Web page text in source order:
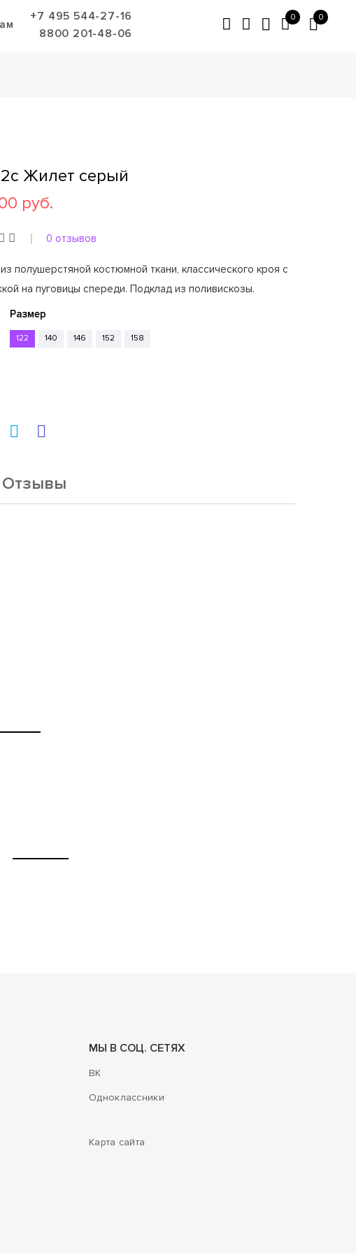
+7 495 544-27-16
8800 201-48-06
0 0
Жилет серый
руб.
0 отзывов
полушерстяной костюмной ткани, классического кроя с
на пуговицы спереди. Подклад из поливискозы.
Размер
122 140 146 152 158
Отзывы
МЫ В СОЦ. СЕТЯХ
ВК
Одноклассники
Карта сайта